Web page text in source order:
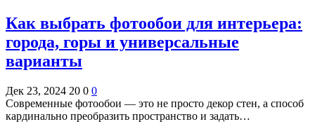
Как выбрать фотообои для интерьера:
города, горы и универсальные
варианты
Дек 23, 2024 20 0 0
Современные фотообои — это не просто декор стен, а способ
кардинально преобразить пространство и задать…